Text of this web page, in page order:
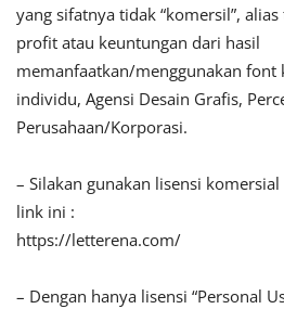
yang sifatnya tidak “komersil”,
profit atau keuntungan dari hasil
memanfaatkan/menggunakan
individu, Agensi Desain Grafis,
Perusahaan/Korporasi.
– Silakan gunakan lisensi
link ini :
https://letterena.com/
– Dengan hanya lisensi “Personal